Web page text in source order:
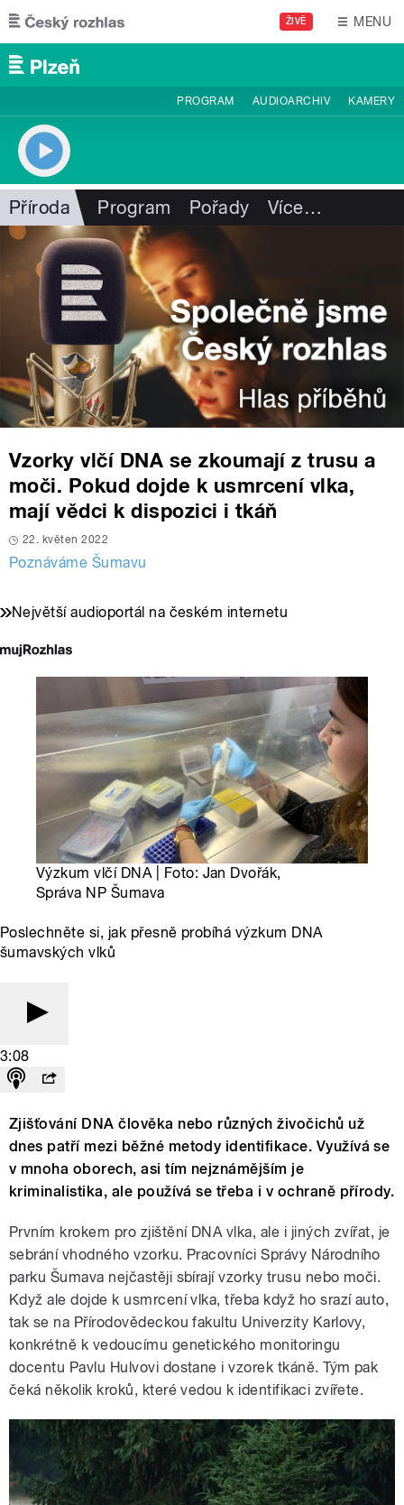
Přejít k hlavnímu obsahu
ŽIVĚ MENU
PROGRAM AUDIOARCHIV KAMERY
Příroda Program Pořady Více…
Vzorky vlčí DNA se zkoumají z trusu a
moči. Pokud dojde k usmrcení vlka,
mají vědci k dispozici i tkáň
22. květen 2022
Poznáváme Šumavu
Největší audioportál na českém internetu
Výzkum vlčí DNA | Foto: Jan Dvořák,
Správa NP Šumava
Poslechněte si, jak přesně probíhá výzkum DNA
šumavských vlků
3:08
Zjišťování DNA člověka nebo různých živočichů už
dnes patří mezi běžné metody identifikace. Využívá se
v mnoha oborech, asi tím nejznámějším je
kriminalistika, ale používá se třeba i v ochraně přírody.
Prvním krokem pro zjištění DNA vlka, ale i jiných zvířat, je
sebrání vhodného vzorku. Pracovníci Správy Národního
parku Šumava nejčastěji sbírají vzorky trusu nebo moči.
Když ale dojde k usmrcení vlka, třeba když ho srazí auto,
tak se na Přírodovědeckou fakultu Univerzity Karlovy,
konkrétně k vedoucímu genetického monitoringu
docentu Pavlu Hulvovi dostane i vzorek tkáně. Tým pak
čeká několik kroků, které vedou k identifikaci zvířete.